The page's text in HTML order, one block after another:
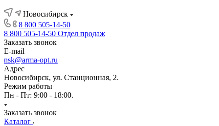
Новосибирск
8 800 505-14-50
8 800 505-14-50 Отдел продаж
Заказать звонок
E-mail
nsk@arma-opt.ru
Адрес
Новосибирск, ул. Станционная, 2.
Режим работы
Пн - Пт: 9:00 - 18:00.
Заказать звонок
Каталог